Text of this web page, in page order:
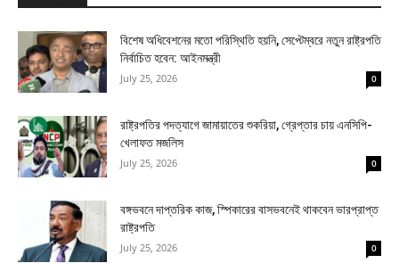
বিশেষ অধিবেশনের মতো পরিস্থিতি হয়নি, সেপ্টেম্বরে নতুন রাষ্ট্রপতি
নির্বাচিত হবেন: আইনমন্ত্রী
July 25, 2026 0
রাষ্ট্রপতির পদত্যাগে জামায়াতের শুকরিয়া, গ্রেপ্তার চায় এনসিপি-
খেলাফত মজলিস
July 25, 2026 0
বঙ্গভবনে দাপ্তরিক কাজ, স্পিকারের বাসভবনেই থাকবেন ভারপ্রাপ্ত
রাষ্ট্রপতি
July 25, 2026 0